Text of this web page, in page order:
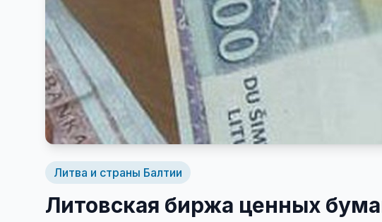
Литва и страны Балтии
Литовская биржа ценных